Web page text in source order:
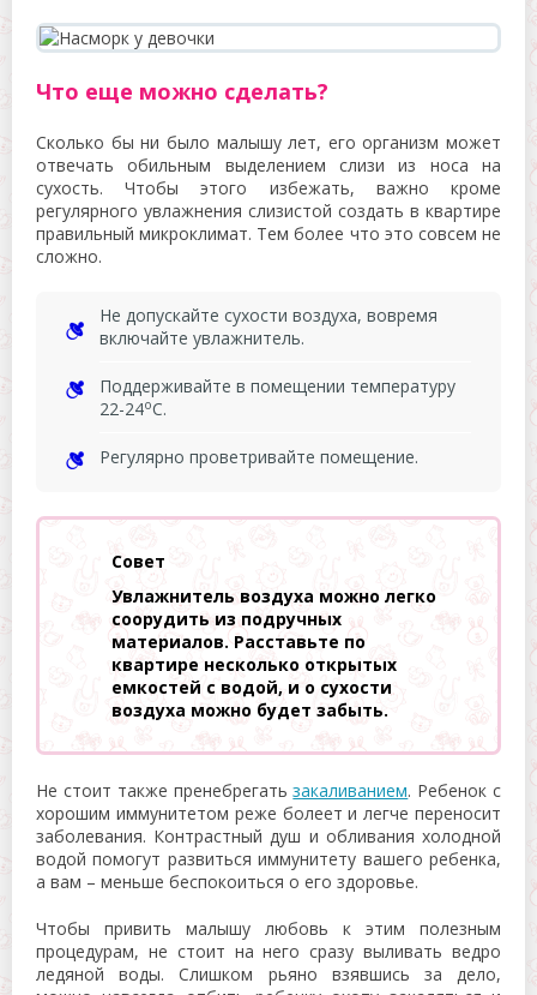
Что еще можно сделать?
Сколько бы ни было малышу лет, его организм может
отвечать обильным выделением слизи из носа на
сухость. Чтобы этого избежать, важно кроме
регулярного увлажнения слизистой создать в квартире
правильный микроклимат. Тем более что это совсем не
сложно.
Не допускайте сухости воздуха, вовремя
включайте увлажнитель.
Поддерживайте в помещении температуру
22-24оС.
Регулярно проветривайте помещение.
Совет
Увлажнитель воздуха можно легко
соорудить из подручных
материалов. Расставьте по
квартире несколько открытых
емкостей с водой, и о сухости
воздуха можно будет забыть.
Не стоит также пренебрегатьзакаливанием. Ребенок с
хорошим иммунитетом реже болеет и легче переносит
заболевания. Контрастный душ и обливания холодной
водой помогут развиться иммунитету вашего ребенка,
а вам – меньше беспокоиться о его здоровье.
Чтобы привить малышу любовь к этим полезным
процедурам, не стоит на него сразу выливать ведро
ледяной воды. Слишком рьяно взявшись за дело,